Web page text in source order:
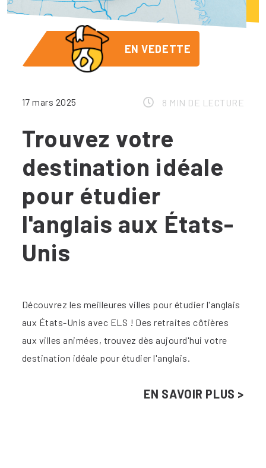
EN VEDETTE
17 mars 2025 8 MIN DE LECTURE
Trouvez votre
destination idéale
pour étudier
l'anglais aux États-
Unis
Découvrez les meilleures villes pour étudier l'anglais
aux États-Unis avec ELS ! Des retraites côtières
aux villes animées, trouvez dès aujourd'hui votre
destination idéale pour étudier l'anglais.
EN SAVOIR PLUS >